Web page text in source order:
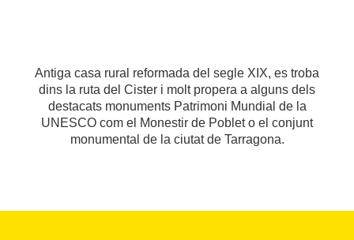
Antiga casa rural reformada del segle XIX, es troba
dins la ruta del Cister i molt propera a alguns dels
destacats monuments Patrimoni Mundial de la
UNESCO com el Monestir de Poblet o el conjunt
monumental de la ciutat de Tarragona.